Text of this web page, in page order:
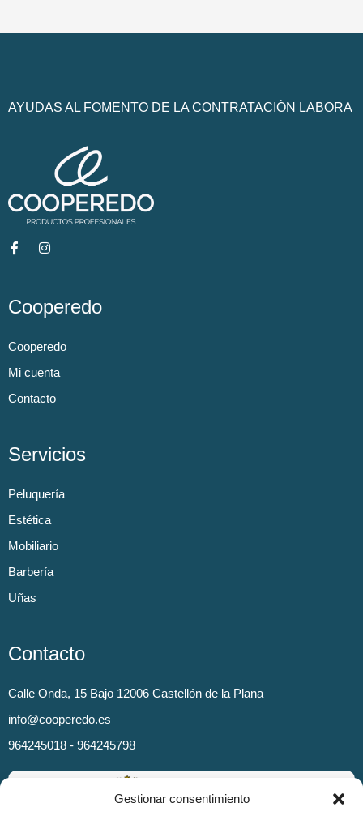
Gestionar consentimiento
AYUDAS AL FOMENTO DE LA CONTRATACIÓN LABORA
Cooperedo
Cooperedo
Mi cuenta
Contacto
Servicios
Peluquería
Estética
Mobiliario
Barbería
Uñas
Contacto
Calle Onda, 15 Bajo 12006 Castellón de la Plana
info@cooperedo.es
964245018 - 964245798